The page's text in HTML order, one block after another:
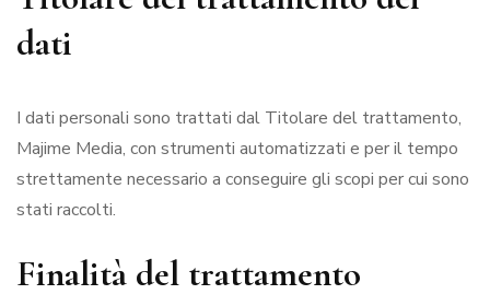
dati
I dati personali sono trattati dal Titolare del trattamento,
Majime Media, con strumenti automatizzati e per il tempo
strettamente necessario a conseguire gli scopi per cui sono
stati raccolti.
Finalità del trattamento